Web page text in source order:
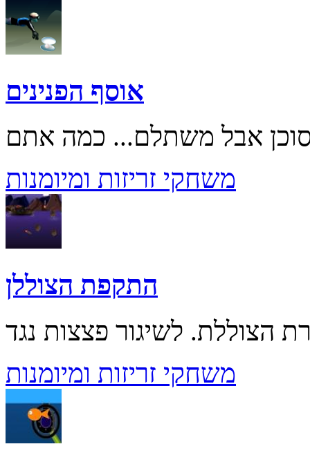
אוסף הפנינים
משחקי זריזות ומיומנות
התקפת הצוללן
משחקי זריזות ומיומנות